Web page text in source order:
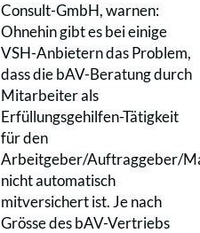
Consult-GmbH, warnen:
Ohnehin gibt es bei einige
VSH-Anbietern das Problem,
dass die bAV-Beratung durch
Mitarbeiter als
Erfüllungsgehilfen-Tätigkeit
für den
Arbeitgeber/Auftraggeber/
nicht automatisch
mitversichert ist. Je nach
Grösse des bAV-Vertriebs